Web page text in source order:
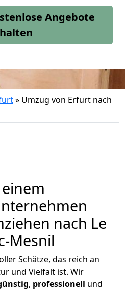
Angebote
» Umzug von Erfurt nach
nach Le
Mesnil
Schätze, das reich an
und Vielfalt ist. Wir
, professionell und